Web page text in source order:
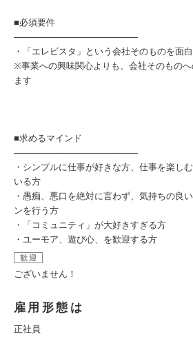
■必須要件
────────────────────
・「エレビスタ」という会社そのものを面
※事業への興味関心よりも、会社そのもの
ます
■求めるマインド
────────────────────
・シンプルに仕事が好きな方、仕事を楽し
いる方
・愚痴、悪口を絶対に言わず、気持ちの良
ンを行う方
・「コミュニティ」が大好きすぎる方
・ユーモア、遊び心、を歓迎する方
歓迎
ございません！
雇用形態は
正社員